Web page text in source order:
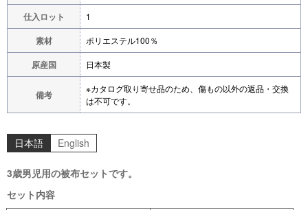
仕入ロット 1
素材 ポリエステル100％
原産国 日本製
備考
※カタログ取り寄せ品のため、傷もの以外の返品・交換
は不可です。
日本語 English
3歳男児用の被布セットです。
セット内容